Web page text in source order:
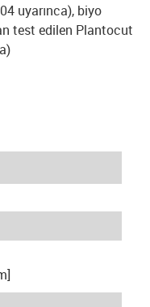
uyarınca), biyo
test edilen Plantocut